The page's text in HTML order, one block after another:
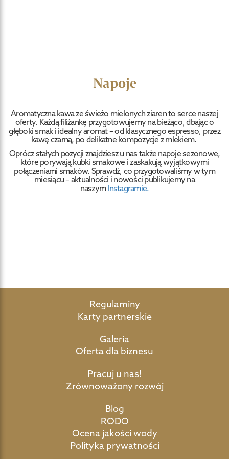
Napoje
Aromatyczna kawa ze świeżo mielonych ziaren to serce naszej
oferty. Każdą filiżankę przygotowujemy na bieżąco, dbając o
głęboki smak i idealny aromat – od klasycznego espresso, przez
kawę czarną, po delikatne kompozycje z mlekiem.
Oprócz stałych pozycji znajdziesz u nas także napoje sezonowe,
które porywają kubki smakowe i zaskakują wyjątkowymi
połączeniami smaków. Sprawdź, co przygotowaliśmy w tym
miesiącu – aktualności i nowości publikujemy na
naszymInstagramie.
Regulaminy
Karty partnerskie
Galeria
Oferta dla biznesu
Pracuj u nas!
Zrównoważony rozwój
Blog
RODO
Ocena jakości wody
Polityka prywatności